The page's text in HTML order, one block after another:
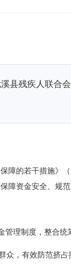
县残疾人联合
障的若干措施》（
障资金安全、规范
理制度，整合统
，有效防范挤占